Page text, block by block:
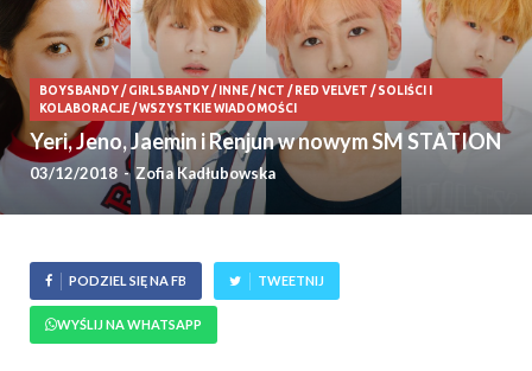
BOYSBANDY/GIRLSBANDY/ INNE/ NCT / RED VELVET /SOLIŚCI I
KOLABORACJE/WSZYSTKIE WIADOMOŚCI
Yeri, Jeno, Jaemin i Renjun w nowym SM STATION
03/12/2018 - Zofia Kadłubowska
PODZIEL SIĘ NA FB TWEETNIJ
WYŚLIJ NA WHATSAPP